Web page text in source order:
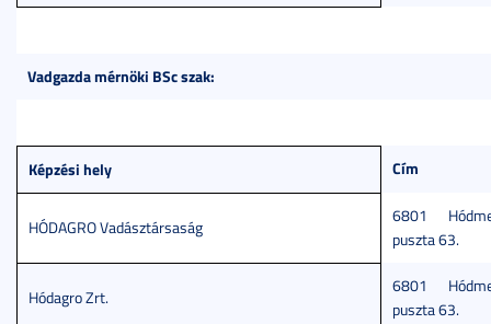
Vadgazda mérnöki BSc szak:
Képzési hely Cím
HÓDAGRO Vadásztársaság
6801
puszta 63.
Hódagro Zrt.
6801
puszta 63.